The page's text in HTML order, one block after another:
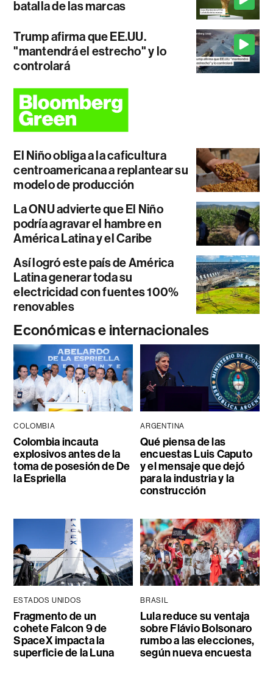
batalla de las marcas
Trump afirma que EE.UU.
"mantendrá el estrecho" y lo
controlará
El Niño obliga a la caficultura
centroamericana a replantear su
modelo de producción
La ONU advierte que El Niño
podría agravar el hambre en
América Latina y el Caribe
Así logró este país de América
Latina generar toda su
electricidad con fuentes 100%
renovables
Económicas e internacionales
COLOMBIA
Colombia incauta
explosivos antes de la
toma de posesión de De
la Espriella
ARGENTINA
Qué piensa de las
encuestas Luis Caputo
y el mensaje que dejó
para la industria y la
construcción
ESTADOS UNIDOS
Fragmento de un
cohete Falcon 9 de
SpaceX impacta la
superficie de la Luna
BRASIL
Lula reduce su ventaja
sobre Flávio Bolsonaro
rumbo a las elecciones,
según nueva encuesta